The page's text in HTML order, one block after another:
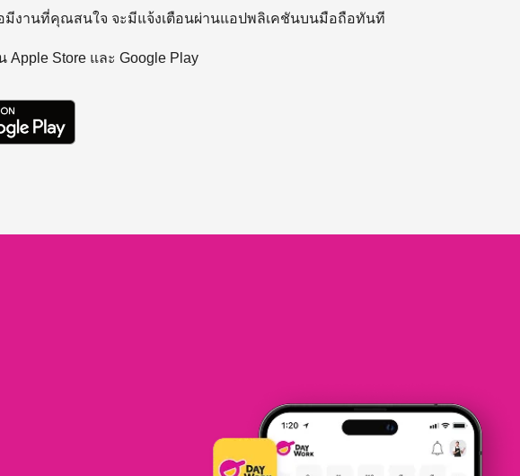
มีงานที่คุณสนใจ จะมีแจ้งเตือนผ่านแอปพลิเคชันบนมือถือทันที
Store และ Google Play